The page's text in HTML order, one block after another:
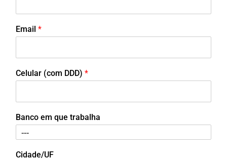
Email *
Celular (com DDD) *
Banco em que trabalha
Cidade/UF